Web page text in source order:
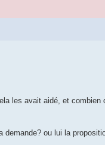
les avait aidé, et
ou lui la